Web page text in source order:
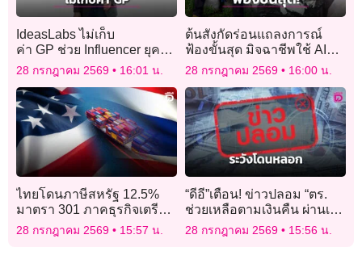
IdeasLabs ไม่เก็บ
ค่า GP ช่วย Influencer ยุค
เศรษฐกิจชะลอ
28 กรกฎาคม 2569 16:01 น.
ต้นสังกัดร่อนแถลงการณ์
ฟ้องขั้นสุด มิจฉาชีพใช้ AI
Deepfake ตัดต่อ ‘ไมค์ ภิรมย์
พร’ ขับรถชน
28 กรกฎาคม 2569 16:00 น.
ไทยโดนภาษีสหรัฐ 12.5%
มาตรา 301 ภาคธุรกิจเตรียม
พร้อมอย่างไร?
28 กรกฎาคม 2569 15:57 น.
“ดีอี”เตือน! ข่าวปลอม “ตร.
ช่วยเหลือตามเงินคืน ผ่านเพจ
เฟซบุ๊ก” ระวังมิจฉาชีพหลอก
สูญเงิน – ข้อมูลส่วนบุคคล
28 กรกฎาคม 2569 15:56 น.